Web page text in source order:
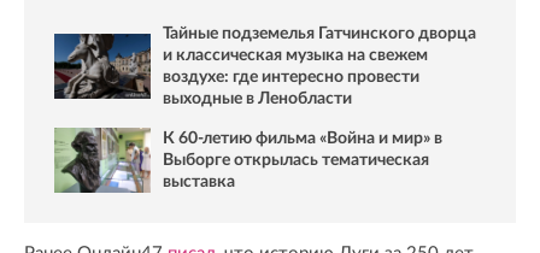
Тайные подземелья Гатчинского дворца
и классическая музыка на свежем
воздухе: где интересно провести
выходные в Ленобласти
К 60-летию фильма «Война и мир» в
Выборге открылась тематическая
выставка